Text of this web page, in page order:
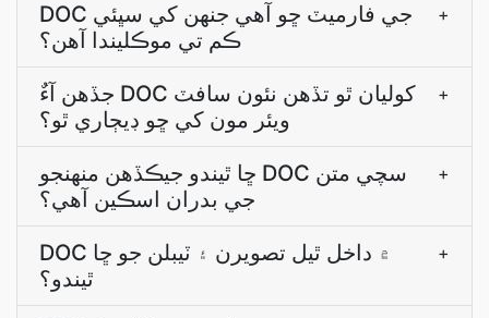
DOC جي فارميٽ ڇو آهي جنھن کي سڀئي
ڪم تي موڪليندا آھن؟
+
جڏھن آءٌ DOC کوليان ٿو تڏھن نئون سافٽ
ويئر مون کي ڇو ڊيڄاري ٿو؟
+
ڇا ٿيندو جيڪڏھن منھنجو DOC سچي متن
جي بدران اسڪين آھي؟
+
DOC ۾ داخل ٿيل تصويرن ۽ ٽيبلن جو ڇا
ٿيندو؟
+